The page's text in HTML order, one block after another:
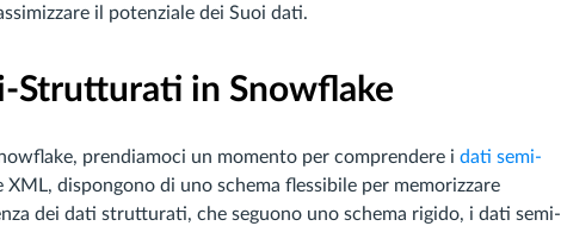
il potenziale dei Suoi dati.
Strutturati in Snowflake
prendiamoci un momento per comprendere i dati semi-
dispongono di uno schema flessibile per memorizzare
dei dati strutturati, che seguono uno schema rigido, i dati semi-